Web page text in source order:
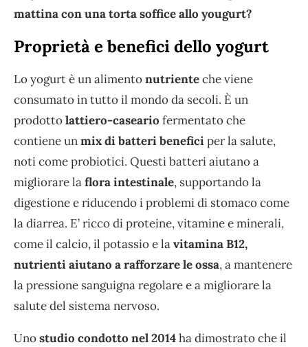
mattina con una torta soffice allo yougurt?
Proprietà e benefici dello yogurt
Lo yogurt è un alimentonutrienteche viene
consumato in tutto il mondo da secoli. È un
prodottolattiero-caseario fermentato che
contiene unmix di batteri beneficiper la salute,
noti come probiotici. Questi batteri aiutano a
migliorare laflora intestinale, supportando la
digestione e riducendo i problemi di stomaco come
la diarrea. E’ ricco di proteine, vitamine e minerali,
come il calcio, il potassio e lavitamina B12,
nutrienti aiutano a rafforzare le ossa, a mantenere
la pressione sanguigna regolare e a migliorare la
salute del sistema nervoso.
Unostudio condotto nel 2014ha dimostrato che il